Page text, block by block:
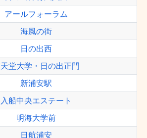
アールフォーラム
海風の街
日の出西
堂大学・日の出正門
新浦安駅
入船中央エステート
明海大学前
日航浦安